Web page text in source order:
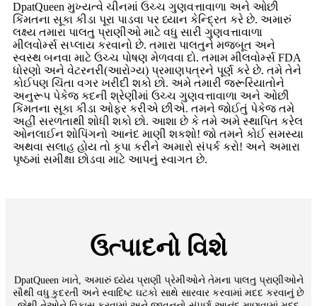
DpatQueen મુખ્યત્વે ચીનમાં ઉચ્ચ ગુણવત્તાવાળા અને ઓછી
કિંમતના સૂકા કીડા પૂરા પાડવા પર ધ્યાન કેન્દ્રિત કરે છે. અમારું
લક્ષ્ય તમારા પાલતુ પ્રાણીઓ માટે વધુ સારી ગુણવત્તાવાળા
મીલવોર્મ્સ સપ્લાય કરવાનો છે. તમારા પાલતુને મજબૂત અને
સ્વસ્થ બનવા માટે ઉચ્ચ પોષણ મેળવવા દો. તમામ મીલવોર્મ્સ FDA
ધોરણો અને વેટરનરી(આરોગ્ય) પ્રમાણપત્રને પૂર્ણ કરે છે. તમે તેને
કોઈપણ ચિંતા વગર ખરીદી શકો છો. અમે તમારી જરૂરિયાતોને
અનુરૂપ પેકેજ કદની શ્રેણીમાં ઉચ્ચ ગુણવત્તાવાળા અને ઓછી
કિંમતના સૂકા કીડા ઓફર કરીએ છીએ. તમને જોઈતું પેકેજ તમે
અહીં સરળતાથી શોધી શકો છો. આશા છે કે તમે અમે સ્થાપિત કરેલ
ઓનલાઈન શોપિંગનો આનંદ માણી શકશો! જો તમને કોઈ સમસ્યા
અથવા સલાહ હોય તો કૃપા કરીને અમારો સંપર્ક કરો! અને અમારા
પૃષ્ઠમાં સમીક્ષા છોડવા માટે આપનું સ્વાગત છે.
ઉત્પાદનો વિશે
DpatQueen ખાતે, અમારું ધ્યેય પ્રાણી પ્રેમીઓને તેમના પાલતુ પ્રાણીઓને
સૌથી વધુ કુદરતી અને સ્વાદિષ્ટ ઘટકો સાથે સારવાર કરવામાં મદદ કરવાનું છે